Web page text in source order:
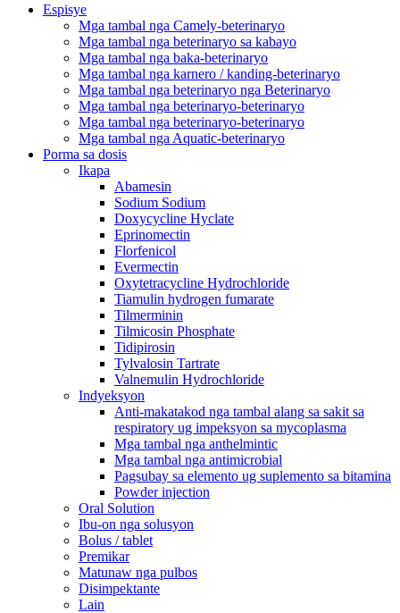
Espisye
Mga tambal nga Camely-beterinaryo
Mga tambal nga beterinaryo sa kabayo
Mga tambal nga baka-beterinaryo
Mga tambal nga karnero / kanding-beterinaryo
Mga tambal nga beterinaryo nga Beterinaryo
Mga tambal nga beterinaryo-beterinaryo
Mga tambal nga beterinaryo-beterinaryo
Mga tambal nga Aquatic-beterinaryo
Porma sa dosis
Ikapa
Abamesin
Sodium Sodium
Doxycycline Hyclate
Eprinomectin
Florfenicol
Evermectin
Oxytetracycline Hydrochloride
Tiamulin hydrogen fumarate
Tilmerminin
Tilmicosin Phosphate
Tidipirosin
Tylvalosin Tartrate
Valnemulin Hydrochloride
Indyeksyon
Anti-makatakod nga tambal alang sa sakit sa
respiratory ug impeksyon sa mycoplasma
Mga tambal nga anthelmintic
Mga tambal nga antimicrobial
Pagsubay sa elemento ug suplemento sa bitamina
Powder injection
Oral Solution
Ibu-on nga solusyon
Bolus / tablet
Premikar
Matunaw nga pulbos
Disimpektante
Lain